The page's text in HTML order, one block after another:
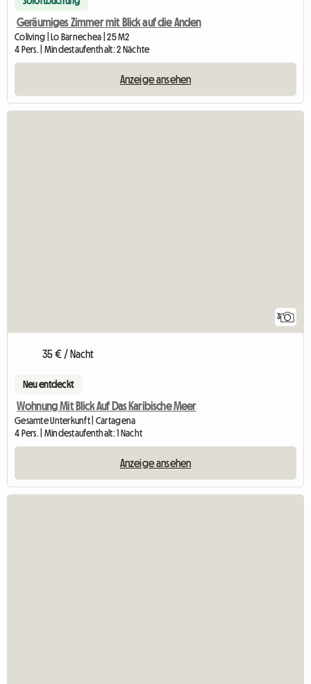
Geräumiges Zimmer mit Blick auf die Anden
Coliving | Lo Barnechea | 25 M2
4 Pers. | Mindestaufenthalt: 2 Nächte
Anzeige ansehen
3
35 € / Nacht
Neu entdeckt
Wohnung Mit Blick Auf Das Karibische Meer
Gesamte Unterkunft | Cartagena
4 Pers. | Mindestaufenthalt: 1 Nacht
Anzeige ansehen